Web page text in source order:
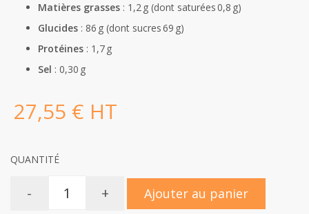
Matières grasses : 1,2 g (dont saturées 0,8 g)
Glucides : 86 g (dont sucres 69 g)
Protéines : 1,7 g
Sel : 0,30 g
27,55 € HT
QUANTITÉ
- + Ajouter au panier